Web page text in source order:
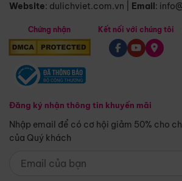
Website: dulichviet.com.vn Email:
Chứng nhận
Đăng ký nhận thông tin khuyến mãi
Nhập email để có cơ hội giảm 50% cho
của Quý khách
Kết nối với chúng tôi